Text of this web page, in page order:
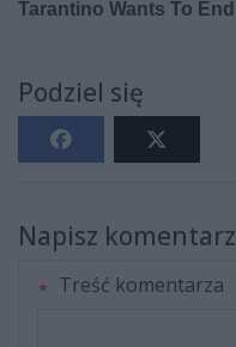
Podziel się
Napisz komentarz
Treść komentarza